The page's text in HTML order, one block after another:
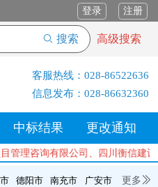
登录 注册
搜索 高级搜索
客服热线： 028-86522636
信息发布： 028-86632360
中标结果 更改通知
限公司、四川衡信建
德阳市 南充市 广安市 更多